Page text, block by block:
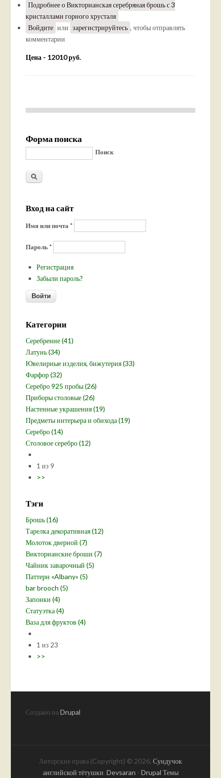
Подробнеео Викторианская серебряная брошь с 3
кристаллами горного хрусталя
Войдите или зарегистрируйтесь , чтобы отправлять
комментарии
Цена - 12010 руб.
Форма поиска
Поиск
Вход на сайт
Имя или почта*
Пароль*
Регистрация
Забыли пароль?
Категории
Серебрение (41)
Латунь (34)
Ювелирные изделия, бижутерия (33)
Фарфор (32)
Серебро 925 пробы (26)
Приборы столовые (26)
Настенные украшения (19)
Предметы интерьера и обихода (19)
Серебро (14)
Столовое серебро (12)
1 из 9
>>
Тэги
Брошь (16)
Тарелка декоративная (12)
Молоток дверной (7)
Викторианские броши (7)
Чайник заварочный (5)
Паттерн «Albany» (5)
bar brooch (5)
Запонки (4)
Статуэтка (4)
Ваза для фруктов (4)
1 из 23
>>
Создано наDrupal
Авторские права (Copyright) © 2026, Сундучок
английской тётушки. Devsaran - Drupal Темы